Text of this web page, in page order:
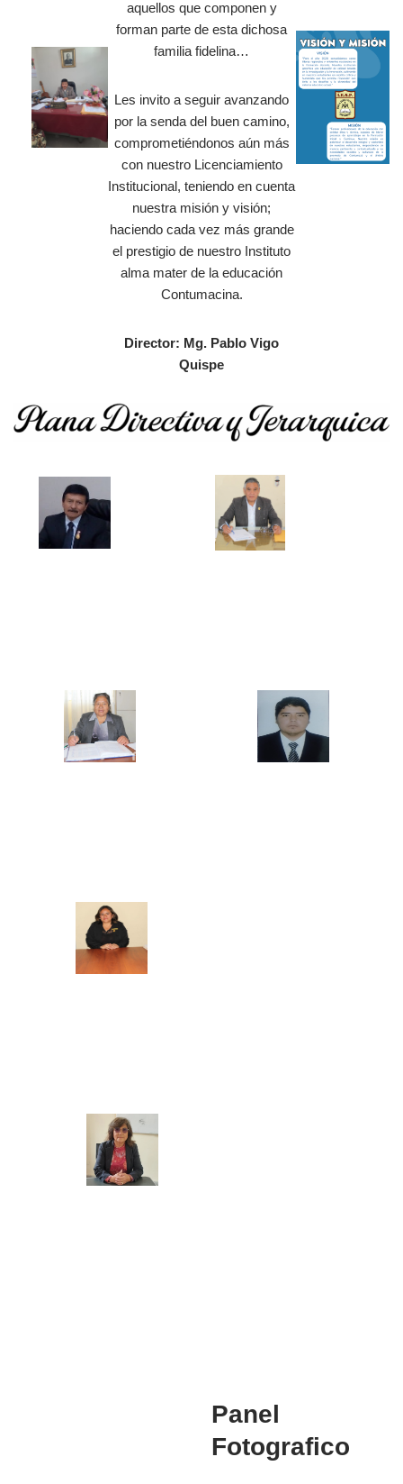
aquellos que componen y
forman parte de esta dichosa
familia fidelina…
Les invito a seguir avanzando
por la senda del buen camino,
comprometiéndonos aún más
con nuestro Licenciamiento
Institucional, teniendo en cuenta
nuestra misión y visión;
haciendo cada vez más grande
el prestigio de nuestro Instituto
alma mater de la educación
Contumacina.
Director: Mg. Pablo Vigo
Quispe
Panel
Fotografico